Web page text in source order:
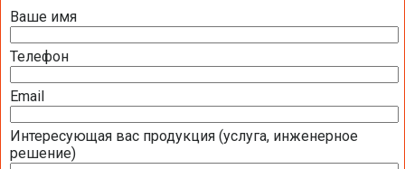
Ваше имя
Телефон
Email
Интересующая вас продукция (услуга, инженерное
решение)
Презентация компании BELIMO 2016 (2,51
МБ)
Приводы для воздушных клапанов